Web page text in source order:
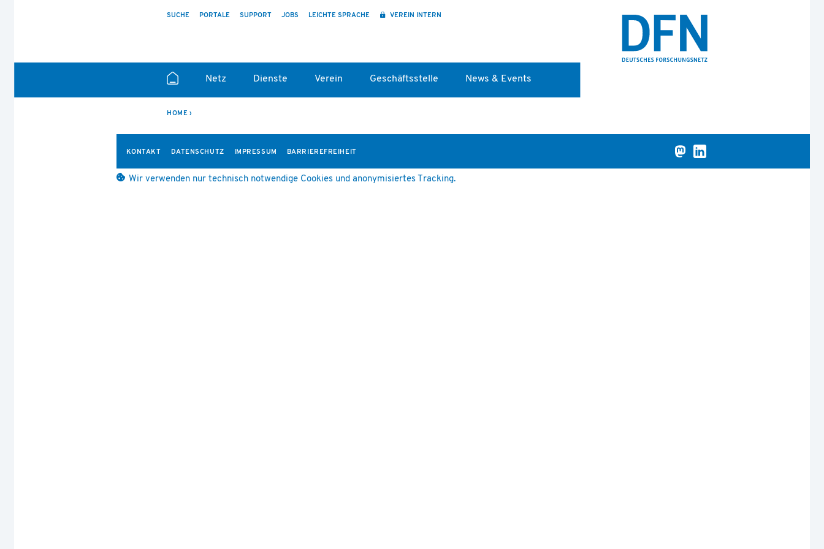
SUCHE PORTALE SUPPORT JOBS LEICHTE SPRACHE VEREIN INTERN
Netz Dienste Verein Geschäftsstelle News & Events
HOME
KONTAKT DATENSCHUTZ IMPRESSUM BARRIEREFREIHEIT
Wir verwenden nur technisch notwendige Cookies und anonymisiertes Tracking.